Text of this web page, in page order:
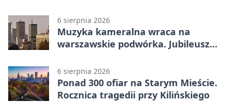
6 sierpnia 2026
Muzyka kameralna wraca na
warszawskie podwórka. Jubileusz
6 sierpnia 2026
Ponad 300 ofiar na Starym Mieście.
Rocznica tragedii przy Kilińskiego